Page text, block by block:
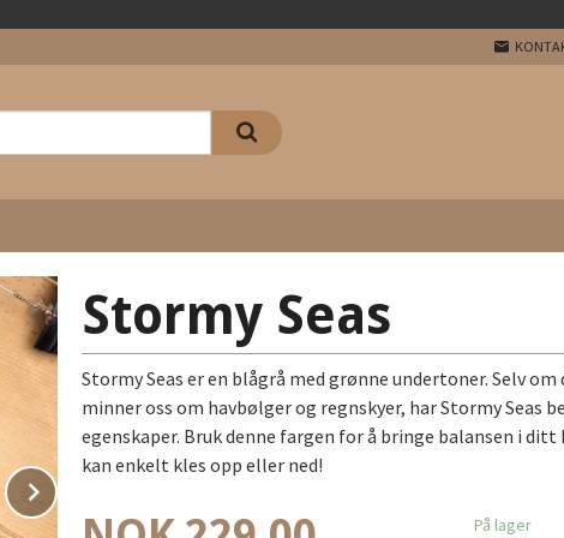
Next
Stormy Seas
Stormy Seas er en blågrå med grønne undertoner. Selv
minner oss om havbølger og regnskyer, har Stormy Seas
egenskaper. Bruk denne fargen for å bringe balansen i ditt
kan enkelt kles opp eller ned!
På lager